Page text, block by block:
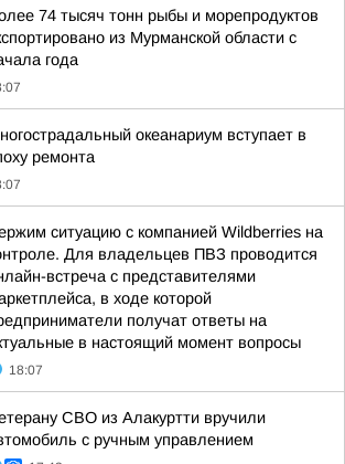
74 тысяч тонн рыбы и морепродуктов
из Мурманской области с
года
океанариум вступает в
ремонта
ситуацию с компанией Wildberries на
Для владельцев ПВЗ проводится
встреча с представителями
в ходе которой
получат ответы на
в настоящий момент вопросы
18:07
СВО из Алакуртти вручили
с ручным управлением